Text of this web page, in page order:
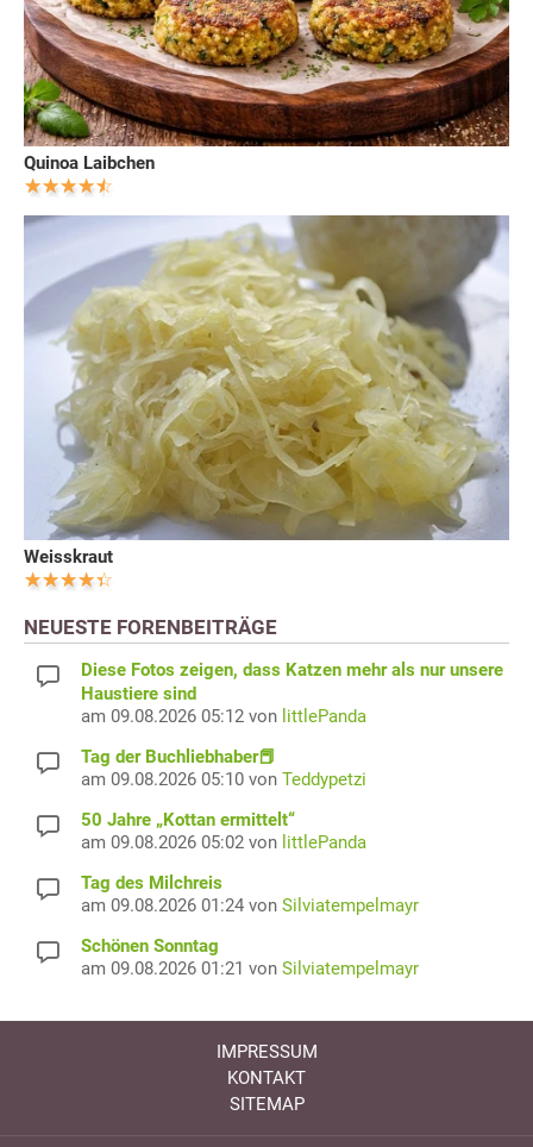
Quinoa Laibchen
Weisskraut
NEUESTE FORENBEITRÄGE
Diese Fotos zeigen, dass Katzen mehr als nur unsere
Haustiere sind
am 09.08.2026 05:12 von littlePanda
Tag der Buchliebhaber📕
am 09.08.2026 05:10 von Teddypetzi
50 Jahre „Kottan ermittelt“
am 09.08.2026 05:02 von littlePanda
Tag des Milchreis
am 09.08.2026 01:24 von Silviatempelmayr
Schönen Sonntag
am 09.08.2026 01:21 von Silviatempelmayr
IMPRESSUM
KONTAKT
SITEMAP